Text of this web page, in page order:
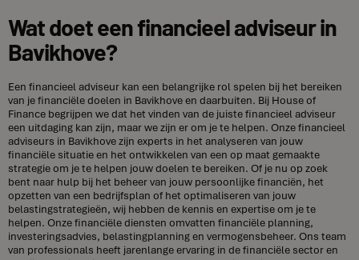
Wat doet een financieel adviseur in
Bavikhove?
Een financieel adviseur kan een belangrijke rol spelen bij het bereiken
van je financiële doelen in Bavikhove en daarbuiten. Bij House of
Finance begrijpen we dat het vinden van de juiste financieel adviseur
een uitdaging kan zijn, maar we zijn er om je te helpen. Onze financieel
adviseurs in Bavikhove zijn experts in het analyseren van jouw
financiële situatie en het ontwikkelen van een op maat gemaakte
strategie om je te helpen jouw doelen te bereiken. Of je nu op zoek
bent naar hulp bij het beheer van jouw persoonlijke financiën, het
opzetten van een bedrijfsplan of het optimaliseren van jouw
belastingstrategieën, wij hebben de kennis en expertise om je te
helpen. Onze financiële diensten omvatten financiële planning,
investeringsadvies, belastingplanning en vermogensbeheer. Ons team
van professionals heeft jarenlange ervaring in de financiële sector en